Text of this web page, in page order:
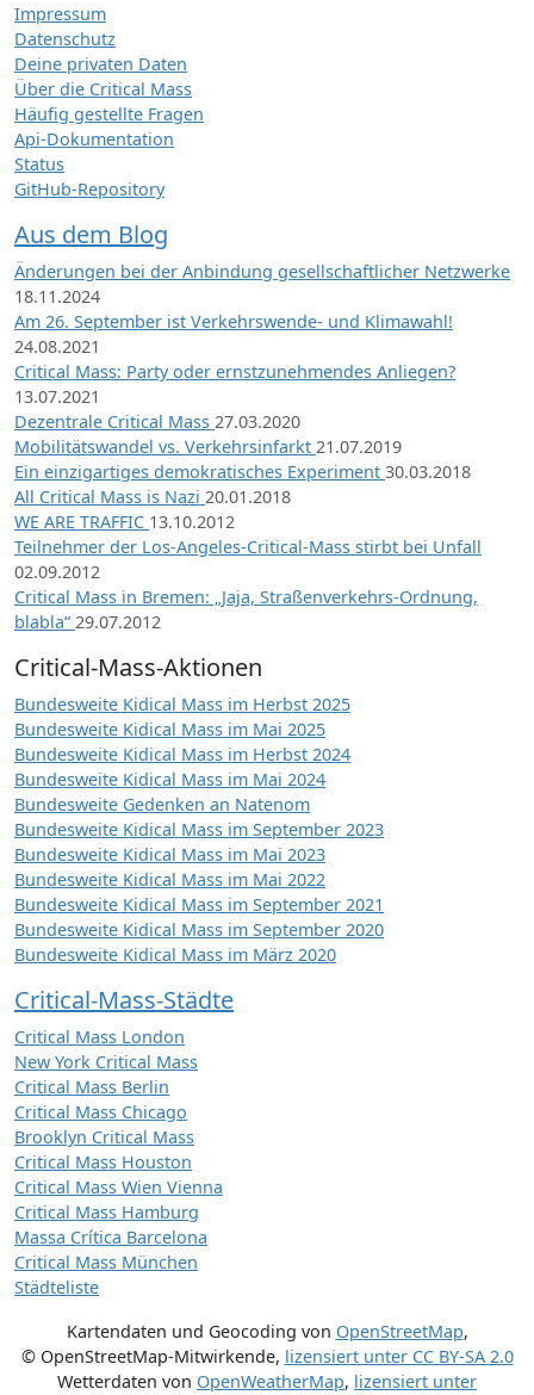
Impressum
Datenschutz
Deine privaten Daten
Über die Critical Mass
Häufig gestellte Fragen
Api-Dokumentation
Status
GitHub-Repository
Aus dem Blog
Änderungen bei der Anbindung gesellschaftlicher Netzwerke
18.11.2024
Am 26. September ist Verkehrswende- und Klimawahl!
24.08.2021
Critical Mass: Party oder ernstzunehmendes Anliegen?
13.07.2021
Dezentrale Critical Mass 27.03.2020
Mobilitätswandel vs. Verkehrsinfarkt 21.07.2019
Ein einzigartiges demokratisches Experiment 30.03.2018
All Critical Mass is Nazi 20.01.2018
WE ARE TRAFFIC 13.10.2012
Teilnehmer der Los-Angeles-Critical-Mass stirbt bei Unfall
02.09.2012
Critical Mass in Bremen: „Jaja, Straßenverkehrs-Ordnung,
blabla“ 29.07.2012
Critical-Mass-Aktionen
Bundesweite Kidical Mass im Herbst 2025
Bundesweite Kidical Mass im Mai 2025
Bundesweite Kidical Mass im Herbst 2024
Bundesweite Kidical Mass im Mai 2024
Bundesweite Gedenken an Natenom
Bundesweite Kidical Mass im September 2023
Bundesweite Kidical Mass im Mai 2023
Bundesweite Kidical Mass im Mai 2022
Bundesweite Kidical Mass im September 2021
Bundesweite Kidical Mass im September 2020
Bundesweite Kidical Mass im März 2020
Critical-Mass-Städte
Critical Mass London
New York Critical Mass
Critical Mass Berlin
Critical Mass Chicago
Brooklyn Critical Mass
Critical Mass Houston
Critical Mass Wien Vienna
Critical Mass Hamburg
Massa Crítica Barcelona
Critical Mass München
Städteliste
Kartendaten und Geocoding von OpenStreetMap,
© OpenStreetMap-Mitwirkende, lizensiert unter CC BY-SA 2.0
Wetterdaten von OpenWeatherMap, lizensiert unter